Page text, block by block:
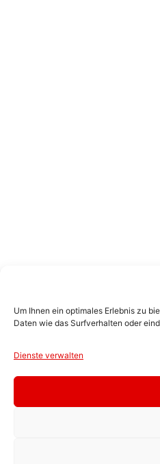
Um Ihnen ein optimales Erlebnis zu
Daten wie das Surfverhalten oder
Dienste verwalten